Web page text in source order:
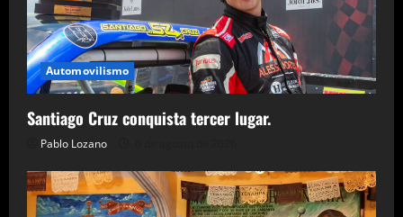
Automovilismo
Santiago Cruz conquista tercer lugar.
Pablo Lozano